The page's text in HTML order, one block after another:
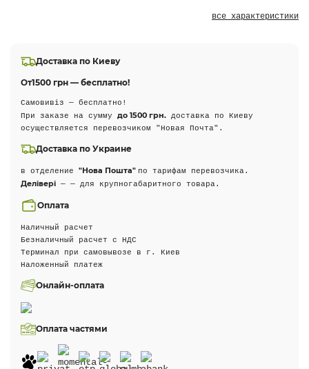
все характеристики
Доставка по Киеву
От1500 грн — бесплатно!
Самовивіз — бесплатно!
При заказе на сумму до 1500 грн. доставка по Киеву
осуществляется перевозчиком "Новая Почта".
Доставка по Украине
в отделение "Нова Пошта" по тарифам перевозчика.
Делівері — — для крупногабаритного товара.
Оплата
Наличный расчет
Безналичный расчет с НДС
Терминал при самовывозе в г. Киев
Наложенный платеж
Онлайн-оплата
Оплата частями